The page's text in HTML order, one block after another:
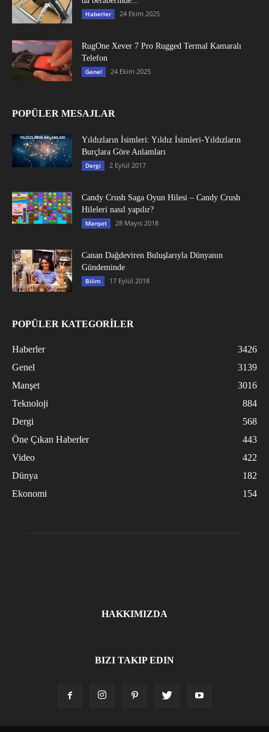
Haberler 24 Ekim 2025
RugOne Xever 7 Pro Rugged Termal Kamaralı
Telefon
Genel 24 Ekim 2025
POPÜLER MESAJLAR
Yıldızların İsimleri: Yıldız İsimleri-Yıldızların
Burçlara Göre Anlamları
Dergi 2 Eylül 2017
Candy Crush Saga Oyun Hilesi – Candy Crush
Hileleri nasıl yapılır?
Manşet 28 Mayıs 2018
Canan Dağdeviren Buluşlarıyla Dünyanın
Gündeminde
Bilim 17 Eylül 2018
POPÜLER KATEGORİLER
Haberler
3426
Genel
3139
Manşet
3016
Teknoloji
884
Dergi
568
Öne Çıkan Haberler
443
Video
422
Dünya
182
Ekonomi
154
HAKKIMIZDA
BIZI TAKIP EDIN